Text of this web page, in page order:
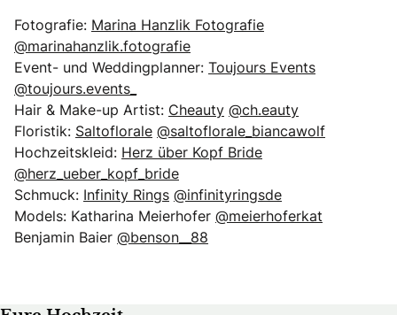
Fotografie: Marina Hanzlik Fotografie
@marinahanzlik.fotografie
Event- und Weddingplanner: Toujours Events
@toujours.events_
Hair & Make-up Artist: Cheauty @ch.eauty
Floristik: Saltoflorale @saltoflorale_biancawolf
Hochzeitskleid: Herz über Kopf Bride
@herz_ueber_kopf_bride
Schmuck: Infinity Rings @infinityringsde
Models: Katharina Meierhofer @meierhoferkat
Benjamin Baier @benson__88